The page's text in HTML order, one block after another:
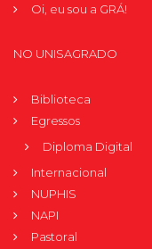
Oi, eu sou a GRÁ!
NO UNISAGRADO
Biblioteca
Egressos
Diploma Digital
Internacional
NUPHIS
NAPI
Pastoral